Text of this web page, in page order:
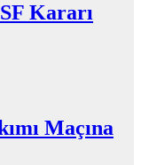
Kararı
Maçına